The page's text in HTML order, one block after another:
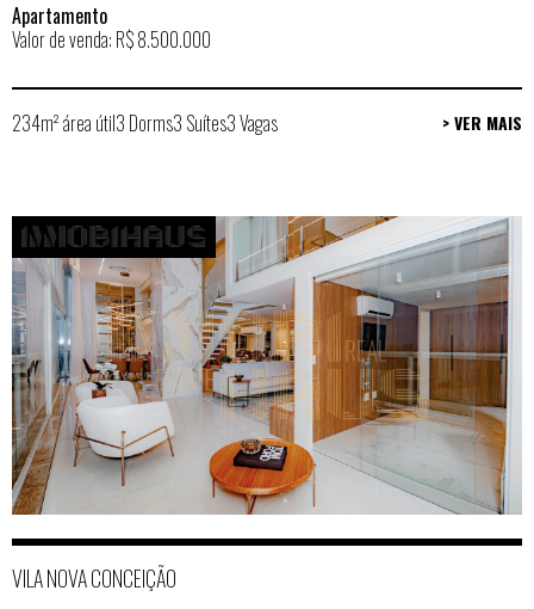
Apartamento
Valor de venda: R$ 8.500.000
234m² área útil3 Dorms3 Suítes3 Vagas > VER MAIS
VILA NOVA CONCEIÇÃO